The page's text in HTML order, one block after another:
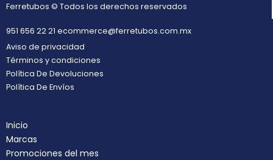
Ferretubos © Todos los derechos reservados
951 656 22 21 ecommerce@ferretubos.com.mx
Aviso de privacidad
Términos y condiciones
Política De Devoluciones
Política De Envíos
Inicio
Marcas
Promociones del mes